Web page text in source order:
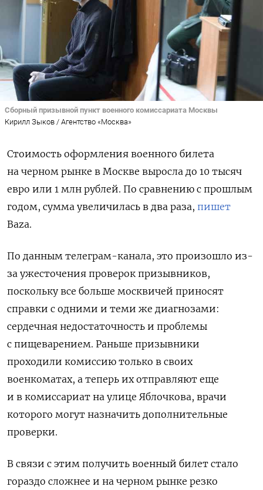
Сборный призывной пункт военного комиссариата Москвы
Кирилл Зыков / Агентство «Москва»
Стоимость оформления военного билета
на черном рынке в Москве выросла до 10 тысяч
евро или 1 млн рублей. По сравнению с прошлым
годом, сумма увеличилась в два раза, пишет
Baza.
По данным телеграм-канала, это произошло из-
за ужесточения проверок призывников,
поскольку все больше москвичей приносят
справки с одними и теми же диагнозами:
сердечная недостаточность и проблемы
с пищеварением. Раньше призывники
проходили комиссию только в своих
военкоматах, а теперь их отправляют еще
и в комиссариат на улице Яблочкова, врачи
которого могут назначить дополнительные
проверки.
В связи с этим получить военный билет стало
гораздо сложнее и на черном рынке резко